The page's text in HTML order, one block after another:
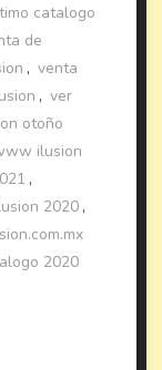
catalogo
de
, venta
, ver
otoño
ilusion
,
2020 ,
2020